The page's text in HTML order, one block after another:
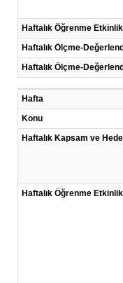
Haftalık Öğrenme
Haftalık Ölçme-
Haftalık Ölçme-
Hafta
Konu
Haftalık Kapsam ve
Haftalık Öğrenme